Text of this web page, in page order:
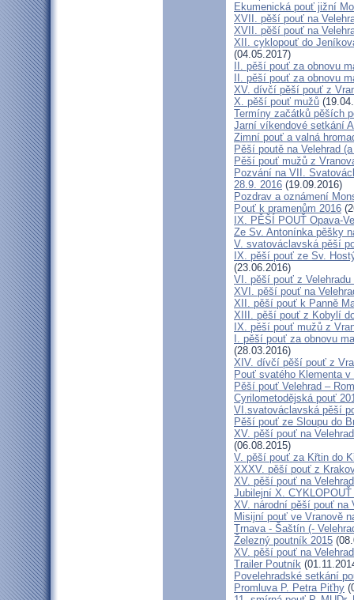
Ekumenická pouť jižní
XVII. pěší pouť na
XVII. pěší pouť na
XII. cyklopouť do
(04.05.2017)
II. pěší pouť za obnovu
II. pěší pouť za obnovu
XV. dívčí pěší pouť z
X. pěší pouť mužů
Termíny začátků pěších
Jarní víkendové setkání
Zimní pouť a valná
Pěší poutě na Velehrad
Pěší pouť mužů z
Pozvání na VII.
28.9. 2016 (19.09.2016)
Pozdrav a oznámení
Pouť k pramenům 2016
IX. PĚŠÍ POUŤ Opava-
Ze Sv. Antonínka pěšky
V. svatováclavská pěší
IX. pěší pouť ze Sv.
(23.06.2016)
VI. pěší pouť z
XVI. pěší pouť na
XII. pěší pouť k Panně
XIII. pěší pouť z Kobylí
IX. pěší pouť mužů z
I. pěší pouť za obnovu
(28.03.2016)
XIV. dívčí pěší pouť z
Pouť svatého Klementa
Pěší pouť Velehrad –
Cyrilometodějská pouť
VI.svatováclavská pěší
Pěší pouť ze Sloupu do
XV. pěší pouť na
(06.08.2015)
V. pěší pouť za Křtin do
XXXV. pěší pouť z
XV. pěší pouť na
Jubilejní X.
XV. národní pěší pouť na
Misijní pouť ve Vranově
Trnava - Šaštín (-
Železný poutník 2015
XV. pěší pouť na
Trailer Poutník
Povelehradské setkání
Promluva P. Petra Piťhy